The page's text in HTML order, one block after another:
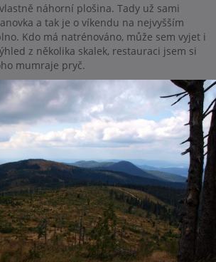
náhorní plošina. Tady už sami
a tak je o víkendu na nejvyšším
Kdo má natrénováno, může sem vyjet i
z několika skalek, restauraci jsem si
mumraje pryč.